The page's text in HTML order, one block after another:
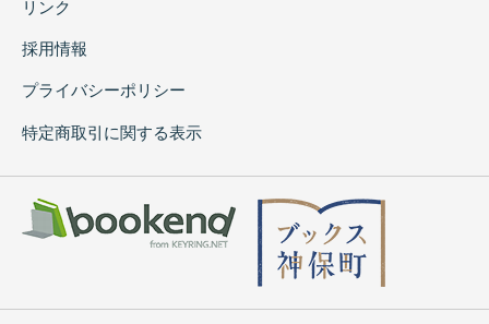
リンク
採用情報
プライバシーポリシー
特定商取引に関する表示